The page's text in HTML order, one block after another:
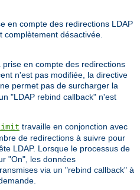
en compte des redirections LDAP
complètement désactivée.
en compte des redirections
n'est pas modifiée, la directive
ne permet pas de surcharger la
"LDAP rebind callback" n'est
travaille en conjonction avec
de redirections à suivre pour
LDAP. Lorsque le processus de
"On", les données
via un "rebind callback" à